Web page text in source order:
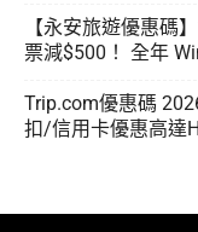
【永安旅遊優惠碼
票減$500！ 全年
Trip.com優惠碼
扣/信用卡優惠高達